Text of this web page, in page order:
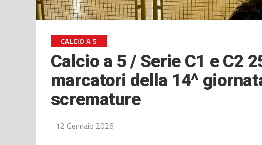
CALCIO A 5
Calcio a 5 / Serie C1 e C2
marcatori della 14^
scremature
12 Gennaio 2026